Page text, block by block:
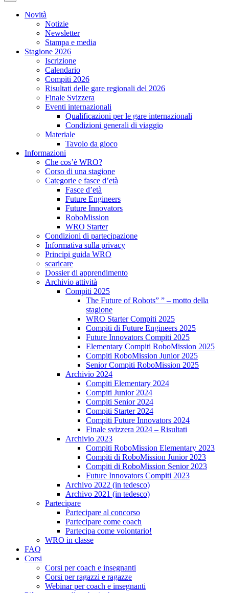
Novità
Notizie
Newsletter
Stampa e media
Stagione 2026
Iscrizione
Calendario
Compiti 2026
Risultati delle gare regionali del 2026
Finale Svizzera
Eventi internazionali
Qualificazioni per le gare internazionali
Condizioni generali di viaggio
Materiale
Tavolo da gioco
Informazioni
Che cos’è WRO?
Corso di una stagione
Categorie e fasce d’età
Fasce d’età
Future Engineers
Future Innovators
RoboMission
WRO Starter
Condizioni di partecipazione
Informativa sulla privacy
Principi guida WRO
scaricare
Dossier di apprendimento
Archivio attività
Compiti 2025
The Future of Robots” ” – motto della
stagione
WRO Starter Compiti 2025
Compiti di Future Engineers 2025
Future Innovators Compiti 2025
Elementary Compiti RoboMission 2025
Compiti RoboMission Junior 2025
Senior Compiti RoboMission 2025
Archivio 2024
Compiti Elementary 2024
Compiti Junior 2024
Compiti Senior 2024
Compiti Starter 2024
Compiti Future Innovators 2024
Finale svizzera 2024 – Risultati
Archivio 2023
Compiti RoboMission Elementary 2023
Compiti di RoboMission Junior 2023
Compiti di RoboMission Senior 2023
Future Innovators Compiti 2023
Archivo 2022 (in tedesco)
Archivo 2021 (in tedesco)
Partecipare
Partecipare al concorso
Partecipare come coach
Partecipa come volontario!
WRO in classe
FAQ
Corsi
Corsi per coach e insegnanti
Corsi per ragazzi e ragazze
Webinar per coach e insegnanti